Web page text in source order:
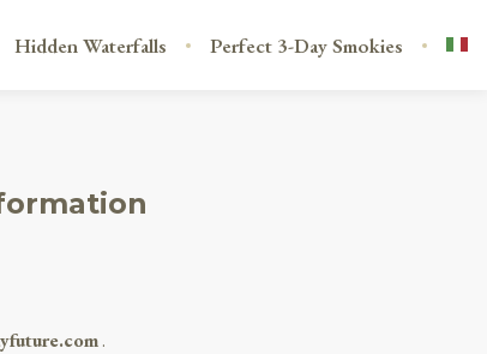
Hidden Waterfalls Perfect 3-Day Smokies
.